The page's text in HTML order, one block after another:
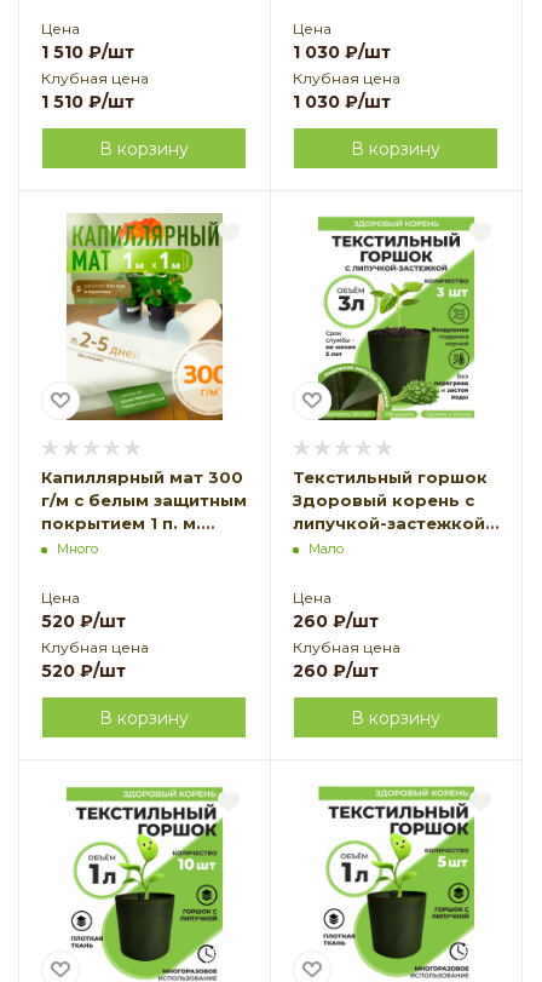
Цена
1 510 ₽/шт
Клубная цена
1 510 ₽/шт
В корзину
Цена
1 030 ₽/шт
Клубная цена
1 030 ₽/шт
В корзину
Капиллярный мат 300
г/м с белым защитным
покрытием 1 п. м.
Благодатное
Много
Цена
520 ₽/шт
Клубная цена
520 ₽/шт
В корзину
Текстильный горшок
Здоровый корень с
липучкой-застежкой
зеленый 3 л по 3 шт
земледелие
Мало
Цена
260 ₽/шт
Клубная цена
260 ₽/шт
В корзину